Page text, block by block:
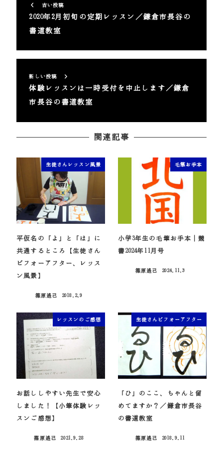
古い投稿
2020年2月初旬の定期レッスン／鎌倉市長谷の
書道教室
新しい投稿
体験レッスンは一時受付を中止します／鎌倉
市長谷の書道教室
関連記事
生徒さんレッスン風景
平仮名の「よ」と「は」に
共通するところ【生徒さん
ビフォーアフター、レッス
ン風景】
篠原遙己
2018.2.9
毛筆お手本
小学3年生の毛筆お手本｜競
書2024年11月号
篠原遙己
2024.11.3
レッスンのご感想
お話ししやすい先生で安心
しました！【小筆体験レッ
スンご感想】
篠原遙己
2021.9.28
生徒さんビフォーアフター
「ひ」のここ、ちゃんと留
めてますか？／鎌倉市長谷
の書道教室
篠原遙己
2018.9.11